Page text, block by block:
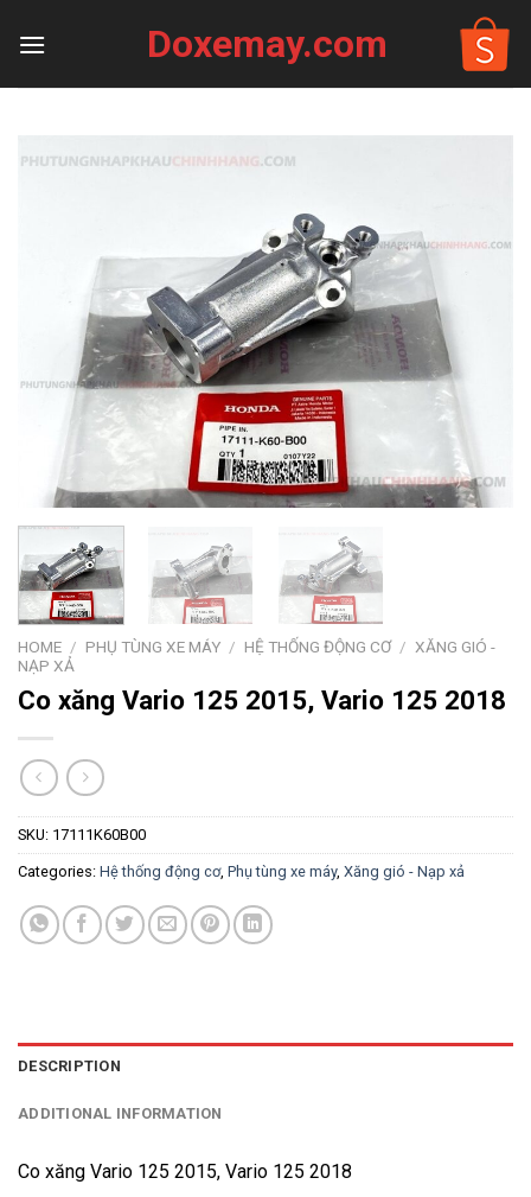
Doxemay.com
HOME / PHỤ TÙNG XE MÁY / HỆ THỐNG ĐỘNG CƠ / XĂNG GIÓ -
NẠP XẢ
Co xăng Vario 125 2015, Vario 125 2018
SKU: 17111K60B00
Categories: Hệ thống động cơ, Phụ tùng xe máy, Xăng gió - Nạp xả
DESCRIPTION
ADDITIONAL INFORMATION
Co xăng Vario 125 2015, Vario 125 2018